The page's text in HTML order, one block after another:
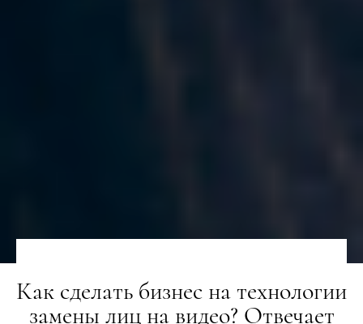
Как сделать бизнес на технологии
замены лиц на видео? Отвечает